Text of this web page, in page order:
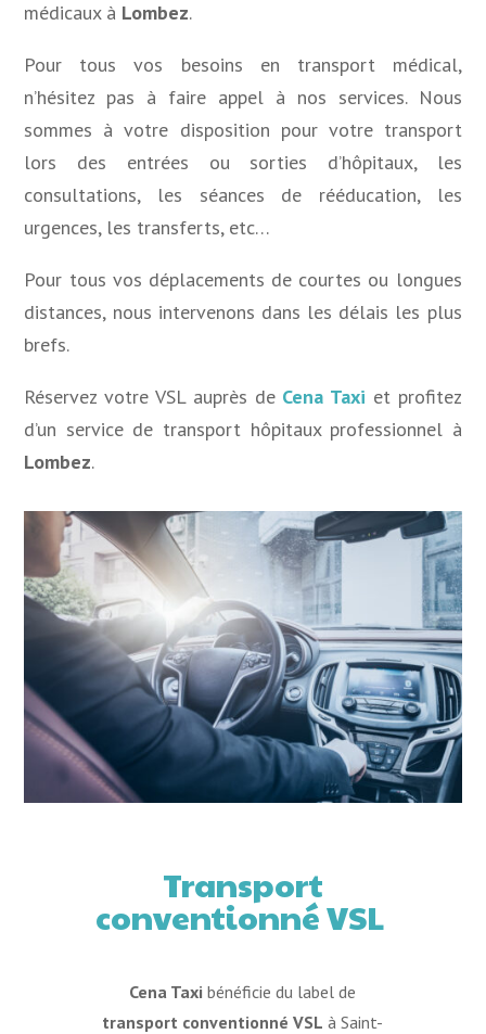
médicaux à Lombez.
Pour tous vos besoins en transport médical,
n’hésitez pas à faire appel à nos services. Nous
sommes à votre disposition pour votre transport
lors des entrées ou sorties d’hôpitaux, les
consultations, les séances de rééducation, les
urgences, les transferts, etc…
Pour tous vos déplacements de courtes ou longues
distances, nous intervenons dans les délais les plus
brefs.
Réservez votre VSL auprès de Cena Taxi et profitez
d’un service de transport hôpitaux professionnel à
Lombez.
Transport
conventionné VSL
Cena Taxi bénéficie du label de
transport conventionné VSL à Saint-